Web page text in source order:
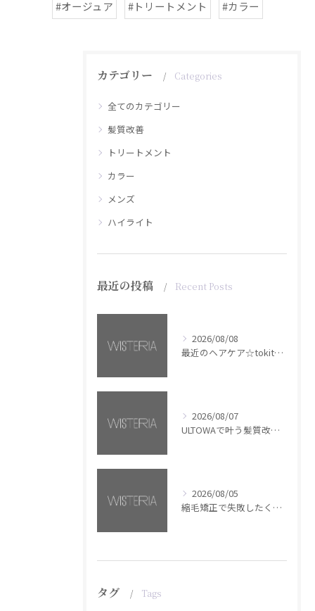
#オージュア #トリートメント #カラー
カテゴリー Categories
全てのカテゴリー
髪質改善
トリートメント
カラー
メンズ
ハイライト
最近の投稿 Recent Posts
2026/08/08
最近のヘアケア☆tokita【銀座・美容室WISTERIA】
2026/08/07
ULTOWAで叶う髪質改善美髪カラー【銀座・美容室WISTERIA】
2026/08/05
縮毛矯正で失敗したくない方へ【銀座・美容室WISTERIA】
タグ Tags